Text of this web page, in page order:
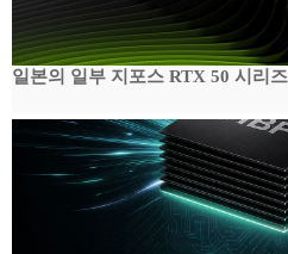
일본의 일부 지포스 RTX 50 시리